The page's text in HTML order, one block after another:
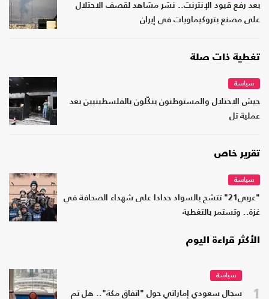
بعد رفع قيود الإنترنت.. نشر مشاهد لقصف الاحتلال
على مصنع بتروكيماويات في إيران
تغطية ذات صلة
سياسة
جيش الاحتلال والمستوطنون ينكّلون بالفلسطينيين بعد
عملية تل
تقرير خاص
سياسة
"عربي21" تتشح بالسواد حدادا على شهداء الصحافة في
غزة.. وتستمر بالتغطية
الأكثر قراءة اليوم
1
سياسة
سجال سعودي إماراتي حول "اتفاق مكة".. هل تم